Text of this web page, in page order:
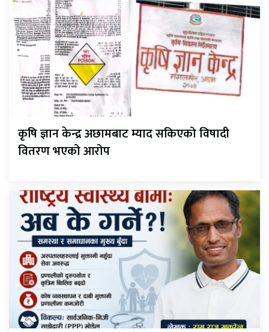
कृषि ज्ञान केन्द्र अछामबाट म्याद सकिएको विषादी
वितरण भएको आरोप